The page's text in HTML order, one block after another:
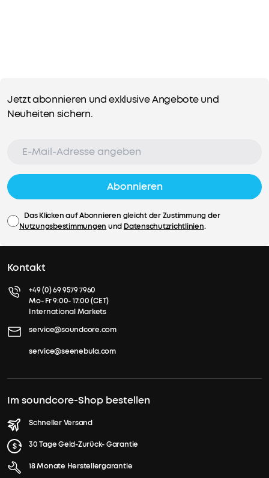
Jetzt abonnieren und exklusive Angebote und
Neuheiten sichern.
Abonnieren
Das Klicken auf Abonnieren gleicht der Zustimmung der
Nutzungsbestimmungen und Datenschutzrichtlinien.
Kontakt
+49 (0) 69 9579 7960
Mo- Fr 9:00- 17:00 (CET)
International Markets
service@soundcore.com
service@seenebula.com
Im soundcore-Shop bestellen
Schneller Versand
30 Tage Geld-Zurück- Garantie
18 Monate Herstellergarantie